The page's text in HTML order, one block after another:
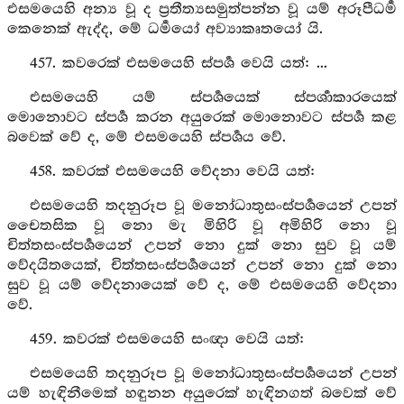
එසමයෙහි අන්‍ය වූ ද ප්‍රතීත්‍යසමුත්පන්න වූ යම් අරූපීධර්‍ම
කෙනෙක් ඇද්ද, මේ ධර්‍මයෝ අව්‍යාකෘතයෝ යි.
457. කවරෙක් එසමයෙහි ස්පර්‍ශ වෙයි යත්: ...
එසමයෙහි යම් ස්පර්‍ශයෙක් ස්පර්‍ශාකාරයෙක්
මොනොවට ස්පර්‍ශ කරන අයුරෙක් මොනොවට ස්පර්‍ශ කළ
බවෙක් වේ ද, මේ එසමයෙහි ස්පර්‍ශය වේ.
458. කවරක් එසමයෙහි වේදනා වෙයි යත්:
එසමයෙහි තදනුරූප වූ මනෝධාතුසංස්පර්‍ශයෙන් උපන්
චෛතසික වූ නො මැ මිහිරි වූ අමිහිරි නො වූ
චිත්තසංස්පර්‍ශයෙන් උපන් නො දුක් නො සුව වූ යම්
වේදයිතයෙක්, චිත්තසංස්පර්‍ශයෙන් උපන් නො දුක් නො
සුව වූ යම් වේදනායෙක් වේ ද, මේ එසමයෙහි වේදනා
වේ.
459. කවරක් එසමයෙහි සංඥා වෙයි යත්:
එසමයෙහි තදනුරූප වූ මනෝධාතුසංස්පර්‍ශයෙන් උපන්
යම් හැඳිනීමෙක් හඳුනන අයුරෙක් හැඳිනගත් බවෙක් වේ